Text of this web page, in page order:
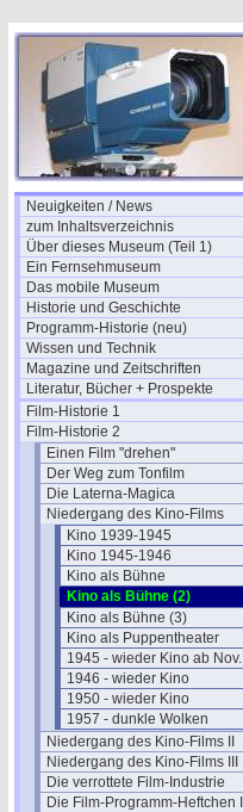
Neuigkeiten / News
zum Inhaltsverzeichnis
Über dieses Museum (Teil 1)
Ein Fernsehmuseum
Das mobile Museum
Historie und Geschichte
Programm-Historie (neu)
Wissen und Technik
Magazine und Zeitschriften
Literatur, Bücher + Prospekte
Film-Historie 1
Film-Historie 2
Einen Film "drehen"
Der Weg zum Tonfilm
Die Laterna-Magica
Niedergang des Kino-Films
Kino 1939-1945
Kino 1945-1946
Kino als Bühne
Kino als Bühne (2)
Kino als Bühne (3)
Kino als Puppentheater
1945 - wieder Kino ab Nov.
1946 - wieder Kino
1950 - wieder Kino
1957 - dunkle Wolken
Niedergang des Kino-Films II
Niedergang des Kino-Films III
Die verrottete Film-Industrie
Die Film-Programm-Heftchen I